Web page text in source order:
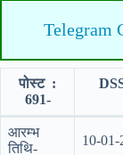
Telegram
पोस्ट :
691-
आरम्भ
तिथि-
10-01-